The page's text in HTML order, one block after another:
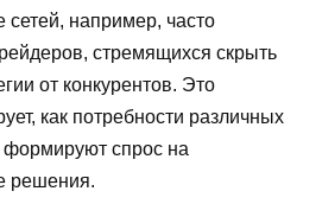
сетей, например, часто
стремящихся скрыть
от конкурентов. Это
как потребности различных
формируют спрос на
решения.